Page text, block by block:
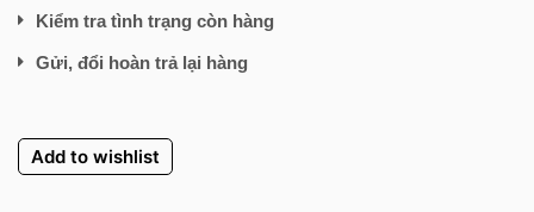
Kiểm tra tình trạng còn hàng
Gửi, đổi hoàn trả lại hàng
Add to wishlist